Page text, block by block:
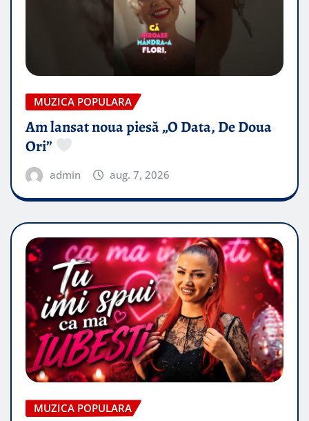
MUZICA POPULARA
Am lansat noua piesă „O Data, De Doua
Ori”
admin aug. 7, 2026
MUZICA POPULARA